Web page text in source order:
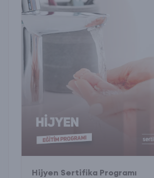
Hijyen Sertifika Programı